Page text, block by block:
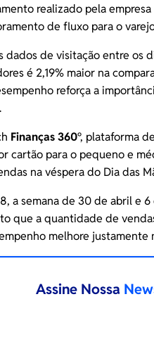
realizado pela empresa
de fluxo para o
dados de visitação entre os
é 2,19% maior na
reforça a
Finanças 360º, plataforma
cartão para o pequeno e
na véspera do Dia das
a semana de 30 de abril e
que a quantidade de
melhore justamente
Assine Nossa